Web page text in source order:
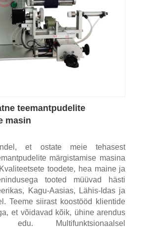
teemantpudelite
masin
et ostate meie tehasest
märgistamise masina
toodete, hea maine ja
tooted müüvad hästi
Kagu-Aasias, Lähis-Idas ja
Teeme siirast koostööd klientide
et võidavad kõik, ühine arendus
Multifunktsionaalsel